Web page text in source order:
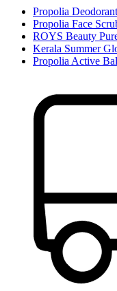
Propolia Deodorant
Propolia Face
ROYS Beauty
Kerala Summer
Propolia Active